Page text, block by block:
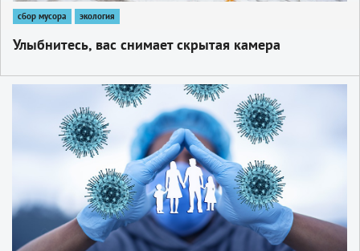
сбор мусора экология
Улыбнитесь, вас снимает скрытая камера